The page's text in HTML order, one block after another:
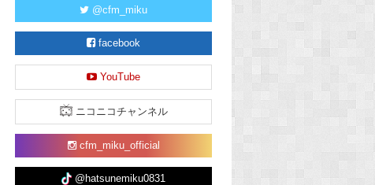
@cfm_miku
facebook
YouTube
ニコニコチャンネル
cfm_miku_official
@hatsunemiku0831